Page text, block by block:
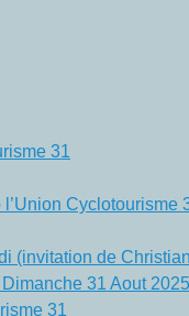
31
Cyclotourisme
(invitation de
31 Aout
31